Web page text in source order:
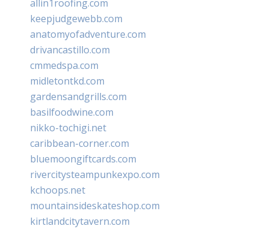
allin1roofing.com
keepjudgewebb.com
anatomyofadventure.com
drivancastillo.com
cmmedspa.com
midletontkd.com
gardensandgrills.com
basilfoodwine.com
nikko-tochigi.net
caribbean-corner.com
bluemoongiftcards.com
rivercitysteampunkexpo.com
kchoops.net
mountainsideskateshop.com
kirtlandcitytavern.com